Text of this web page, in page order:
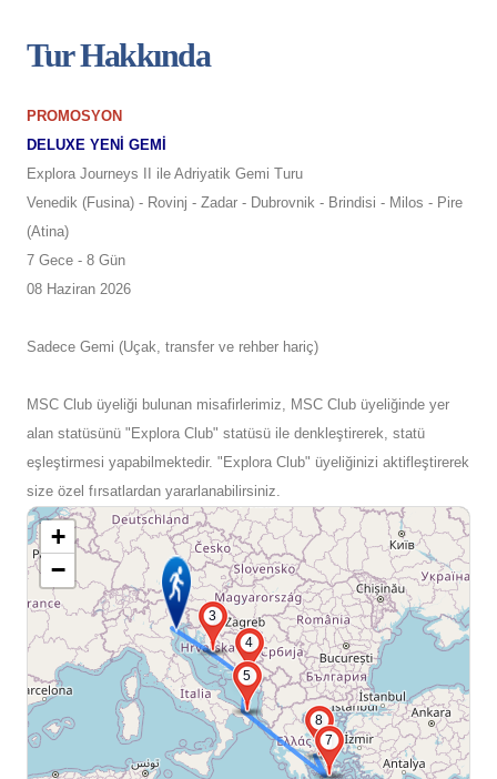
Tur Hakkında
PROMOSYON
DELUXE YENİ GEMİ
Explora Journeys II ile Adriyatik Gemi Turu
Venedik (Fusina) - Rovinj - Zadar - Dubrovnik - Brindisi - Milos - Pire
(Atina)
7 Gece - 8 Gün
08 Haziran 2026
Sadece Gemi (Uçak, transfer ve rehber hariç)
MSC Club üyeliği bulunan misafirlerimiz, MSC Club üyeliğinde yer
alan statüsünü "Explora Club" statüsü ile denkleştirerek, statü
eşleştirmesi yapabilmektedir. "Explora Club" üyeliğinizi aktifleştirerek
size özel fırsatlardan yararlanabilirsiniz.
3
4
5
7
8
+
−